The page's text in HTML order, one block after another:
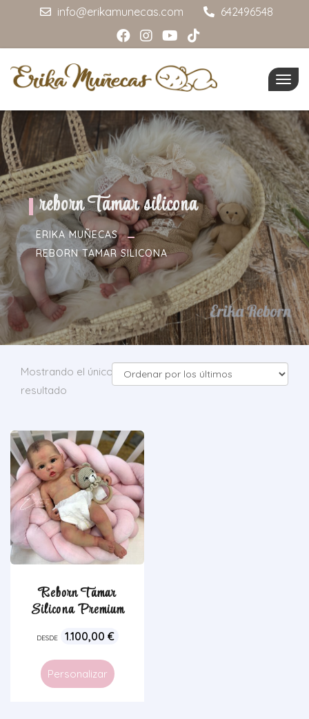
info@erikamunecas.com 642496548
reborn Tamar silicona
ERIKA MUÑECAS
REBORN TAMAR SILICONA
Mostrando el único
resultado
Reborn Tamar
Silicona Premium
DESDE 1.100,00 €
Personalizar